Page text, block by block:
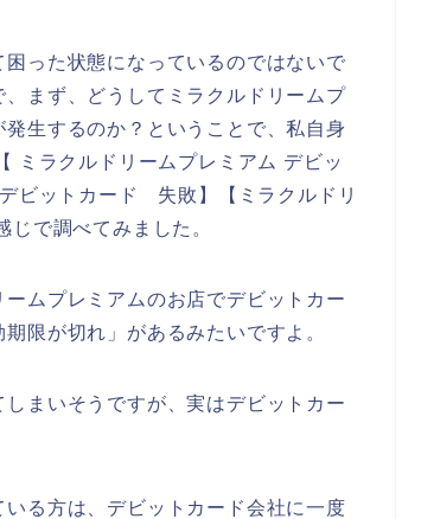
った状態になっているのではないで
まず、どうしてミラクルドリームプ
生するのか？ということで、私自身
ミラクルドリームプレミアム デビッ
ビットカード 失敗】【ミラクルドリ
で調べてみました。
ムプレミアムのお店でデビットカー
限が切れ」があるみたいですよ。
まいそうですが、実はデビットカー
る方は、デビットカード会社に一度